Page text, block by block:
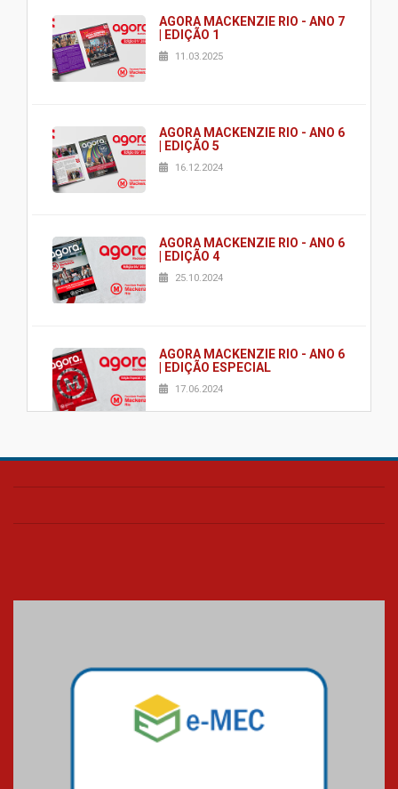
AGORA MACKENZIE RIO - ANO 7
| EDIÇÃO 1
11.03.2025
AGORA MACKENZIE RIO - ANO 6
| EDIÇÃO 5
16.12.2024
AGORA MACKENZIE RIO - ANO 6
| EDIÇÃO 4
25.10.2024
AGORA MACKENZIE RIO - ANO 6
| EDIÇÃO ESPECIAL
17.06.2024
AGORA MACKENZIE RIO - ANO 6
MÁXIMA no MEC
01.11.2023